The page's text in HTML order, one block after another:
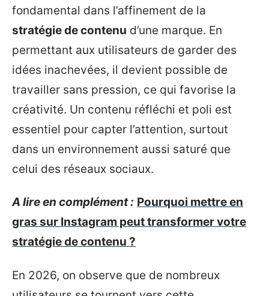
fondamental dans l’affinement de la
stratégie de contenu d’une marque. En
permettant aux utilisateurs de garder des
idées inachevées, il devient possible de
travailler sans pression, ce qui favorise la
créativité. Un contenu réfléchi et poli est
essentiel pour capter l’attention, surtout
dans un environnement aussi saturé que
celui des réseaux sociaux.
A lire en complément : Pourquoi mettre en
gras sur Instagram peut transformer votre
stratégie de contenu ?
En 2026, on observe que de nombreux